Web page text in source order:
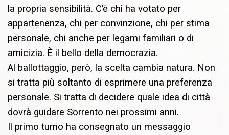
la propria sensibilità. C’è chi ha votato per
appartenenza, chi per convinzione, chi per stima
personale, chi anche per legami familiari o di
amicizia. È il bello della democrazia.
Al ballottaggio, però, la scelta cambia natura. Non
si tratta più soltanto di esprimere una preferenza
personale. Si tratta di decidere quale idea di città
dovrà guidare Sorrento nei prossimi anni.
Il primo turno ha consegnato un messaggio